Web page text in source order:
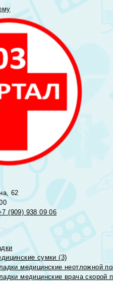
62
(909) 938 09 06
сумки (3)
медицинские неотложной
медицинские врача скорой